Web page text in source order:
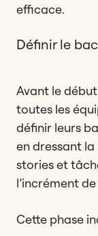
efficace.
Définir le
Avant le
toutes les
définir leurs
en dressant
stories et
l’incrément
Cette phase